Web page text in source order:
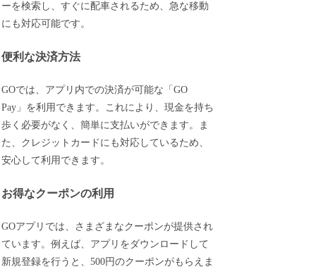
ーを検索し、すぐに配車されるため、急な移動
にも対応可能です。
便利な決済方法
GOでは、アプリ内での決済が可能な「GO
Pay」を利用できます。これにより、現金を持ち
歩く必要がなく、簡単に支払いができます。ま
た、クレジットカードにも対応しているため、
安心して利用できます。
お得なクーポンの利用
GOアプリでは、さまざまなクーポンが提供され
ています。例えば、アプリをダウンロードして
新規登録を行うと、500円のクーポンがもらえま